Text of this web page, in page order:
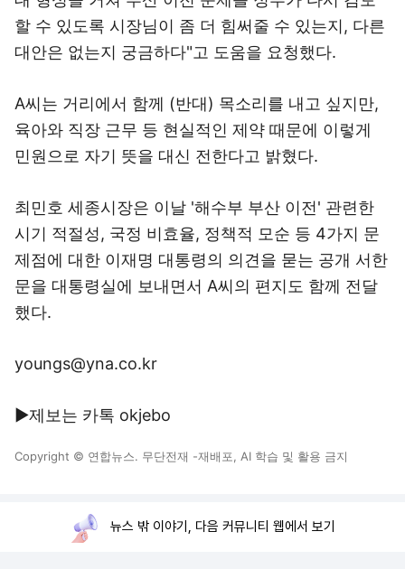
할 수 있도록 시장님이 좀 더 힘써줄 수 있는지, 다른
대안은 없는지 궁금하다"고 도움을 요청했다.
A씨는 거리에서 함께 (반대) 목소리를 내고 싶지만,
육아와 직장 근무 등 현실적인 제약 때문에 이렇게
민원으로 자기 뜻을 대신 전한다고 밝혔다.
최민호 세종시장은 이날 '해수부 부산 이전' 관련한
시기 적절성, 국정 비효율, 정책적 모순 등 4가지 문
제점에 대한 이재명 대통령의 의견을 묻는 공개 서한
문을 대통령실에 보내면서 A씨의 편지도 함께 전달
했다.
youngs@yna.co.kr
▶제보는 카톡 okjebo
Copyright © 연합뉴스. 무단전재 -재배포, AI 학습 및 활용 금지
뉴스 밖 이야기, 다음 커뮤니티 웹에서 보기